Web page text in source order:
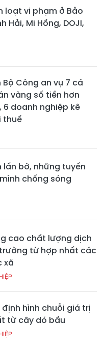
loạt vi phạm ở Bảo
Hải, Mi Hồng, DOJI,
Bộ Công an vụ 7 cá
vàng số tiền hơn
6 doanh nghiệp kê
thuế
lấn bờ, những tuyến
chống sóng
cao chất lượng dịch
từ hợp nhất các
xã
định hình chuỗi giá trị
từ cây dó bầu